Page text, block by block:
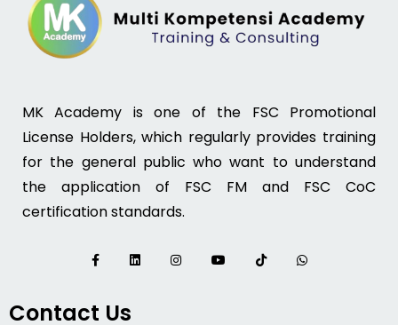
MK Academy is one of the FSC Promotional
License Holders, which regularly provides training
for the general public who want to understand
the application of FSC FM and FSC CoC
certification standards.
Contact Us